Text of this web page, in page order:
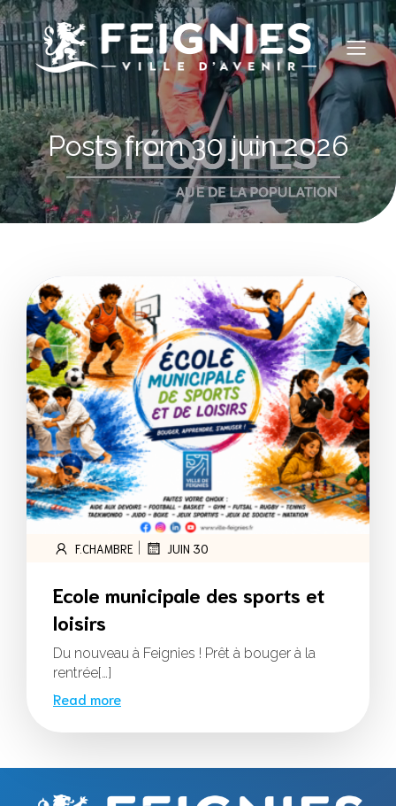
Posts from 30 juin 2026
F.CHAMBRE JUIN 30
Ecole municipale des sports et
loisirs
Du nouveau à Feignies ! Prêt à bouger à la
rentrée[…]
Read more